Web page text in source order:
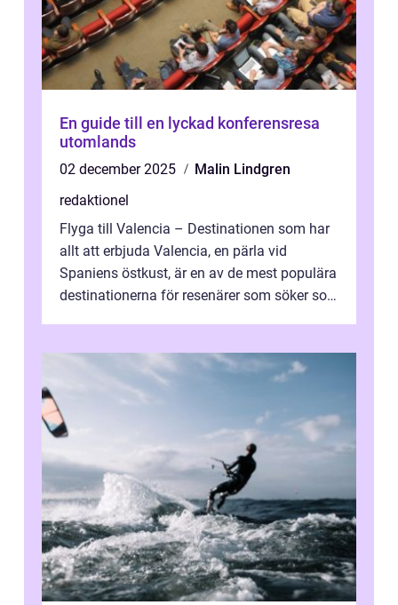
En guide till en lyckad konferensresa
utomlands
02 december 2025
Malin Lindgren
redaktionel
Flyga till Valencia – Destinationen som har
allt att erbjuda Valencia, en pärla vid
Spaniens östkust, är en av de mest populära
destinationerna för resenärer som söker sol,